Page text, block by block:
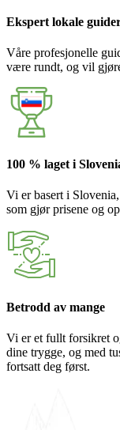
Ekspert lokale
Våre profesjonelle
være rundt, og vil
100 % laget i
Vi er basert i
som gjør prisene og
Betrodd av mange
Vi er et fullt forsikret
dine trygge, og med
fortsatt deg først.